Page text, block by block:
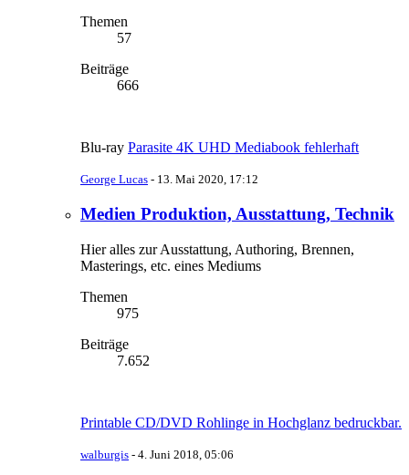
Themen
57
Beiträge
666
Blu-ray Parasite 4K UHD Mediabook fehlerhaft
George Lucas - 13. Mai 2020, 17:12
Medien Produktion, Ausstattung, Technik
Hier alles zur Ausstattung, Authoring, Brennen,
Masterings, etc. eines Mediums
Themen
975
Beiträge
7.652
Printable CD/DVD Rohlinge in Hochglanz bedruckbar.
walburgis - 4. Juni 2018, 05:06